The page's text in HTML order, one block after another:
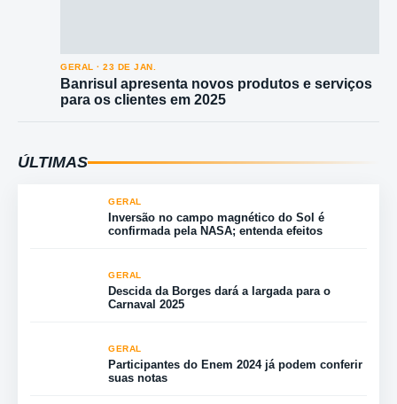
GERAL · 23 DE JAN.
Banrisul apresenta novos produtos e serviços
para os clientes em 2025
ÚLTIMAS
GERAL
Inversão no campo magnético do Sol é
confirmada pela NASA; entenda efeitos
GERAL
Descida da Borges dará a largada para o
Carnaval 2025
GERAL
Participantes do Enem 2024 já podem conferir
suas notas